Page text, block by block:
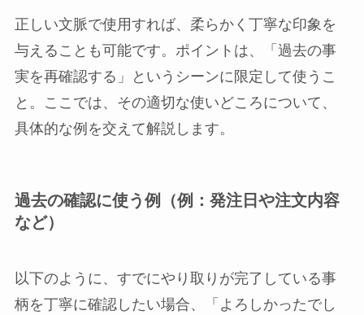
正しい文脈で使用すれば、柔らかく丁寧な印象を
与えることも可能です。ポイントは、「過去の事
実を再確認する」というシーンに限定して使うこ
と。ここでは、その適切な使いどころについて、
具体的な例を交えて解説します。
過去の確認に使う例（例：発注日や注文内容
など）
以下のように、すでにやり取りが完了している事
柄を丁寧に確認したい場合、「よろしかったでし